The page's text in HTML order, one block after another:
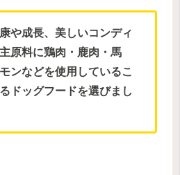
や成長、美しいコンディ
原料に鶏肉・鹿肉・馬
ンなどを使用しているこ
ドッグフードを選びまし